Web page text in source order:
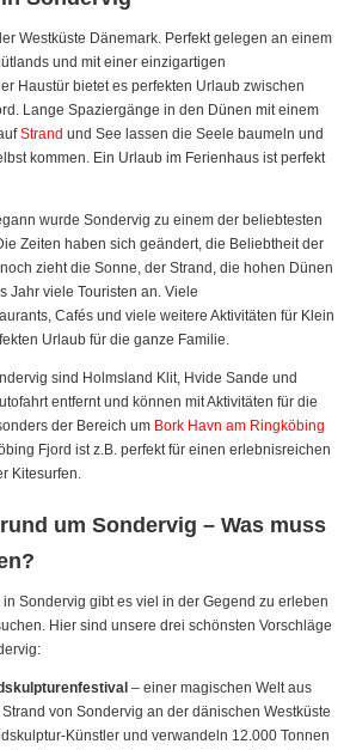
Westküste Dänemark. Perfekt gelegen an einem
und mit einer einzigartigen
Haustür bietet es perfekten Urlaub zwischen
Lange Spaziergänge in den Dünen mit einem
Strand und See lassen die Seele baumeln und
kommen. Ein Urlaub im Ferienhaus ist perfekt
wurde Sondervig zu einem der beliebtesten
Zeiten haben sich geändert, die Beliebtheit der
zieht die Sonne, der Strand, die hohen Dünen
Jahr viele Touristen an. Viele
Cafés und viele weitere Aktivitäten für Klein
Urlaub für die ganze Familie.
sind Holmsland Klit, Hvide Sande und
entfernt und können mit Aktivitäten für die
der Bereich um Bork Havn am Ringköbing
Fjord ist z.B. perfekt für einen erlebnisreichen
Kitesurfen.
um Sondervig – Was muss
Sondervig gibt es viel in der Gegend zu erleben
Hier sind unsere drei schönsten Vorschläge
– einer magischen Welt aus
von Sondervig an der dänischen Westküste
Künstler und verwandeln 12.000 Tonnen